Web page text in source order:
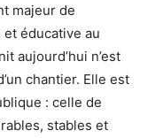
majeur de
éducative au
aujourd’hui n’est
chantier. Elle est
: celle de
stables et